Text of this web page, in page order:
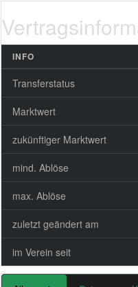
INFO
Transferstatus
Marktwert
zukünftiger Marktwert
mind. Ablöse
max. Ablöse
zuletzt geändert am
im Verein seit